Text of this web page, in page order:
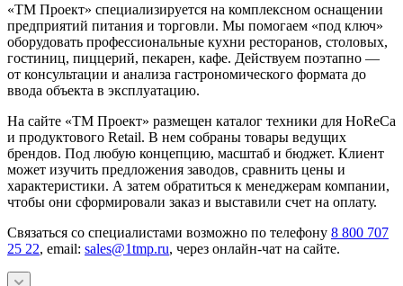
«ТМ Проект» специализируется на комплексном оснащении
предприятий питания и торговли. Мы помогаем «под ключ»
оборудовать профессиональные кухни ресторанов, столовых,
гостиниц, пиццерий, пекарен, кафе. Действуем поэтапно —
от консультации и анализа гастрономического формата до
ввода объекта в эксплуатацию.
На сайте «ТМ Проект» размещен каталог техники для HoReCa
и продуктового Retail. В нем собраны товары ведущих
брендов. Под любую концепцию, масштаб и бюджет. Клиент
может изучить предложения заводов, сравнить цены и
характеристики. А затем обратиться к менеджерам компании,
чтобы они сформировали заказ и выставили счет на оплату.
Связаться со специалистами возможно по телефону 8 800 707
25 22, email: sales@1tmp.ru, через онлайн-чат на сайте.